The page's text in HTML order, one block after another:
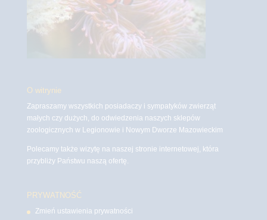
O witrynie
Zapraszamy wszystkich posiadaczy i sympatyków zwierząt
małych czy dużych, do odwiedzenia naszych sklepów
zoologicznych w Legionowie i Nowym Dworze Mazowieckim
Polecamy także wizytę na naszej stronie internetowej, która
przybliży Państwu naszą ofertę.
PRYWATNOŚĆ
Zmień ustawienia prywatności